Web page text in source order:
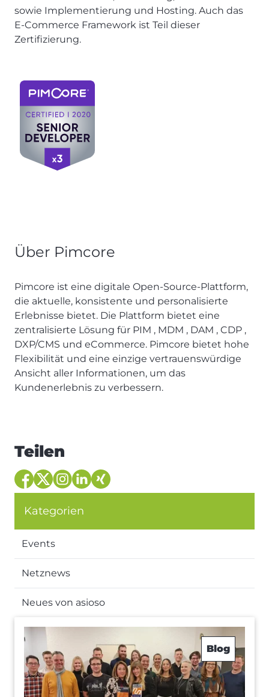
sowie Implementierung und Hosting. Auch das
E-Commerce Framework ist Teil dieser
Zertifizierung.
Über Pimcore
Pimcore ist eine digitale Open-Source-Plattform,
die aktuelle, konsistente und personalisierte
Erlebnisse bietet. Die Plattform bietet eine
zentralisierte Lösung für PIM , MDM , DAM , CDP ,
DXP/CMS und eCommerce. Pimcore bietet hohe
Flexibilität und eine einzige vertrauenswürdige
Ansicht aller Informationen, um das
Kundenerlebnis zu verbessern.
Teilen
Kategorien
Events
Netznews
Neues von asioso
Blog